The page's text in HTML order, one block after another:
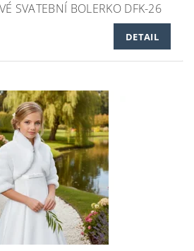
SVATEBNÍ BOLERKO DFK-26
DETAIL